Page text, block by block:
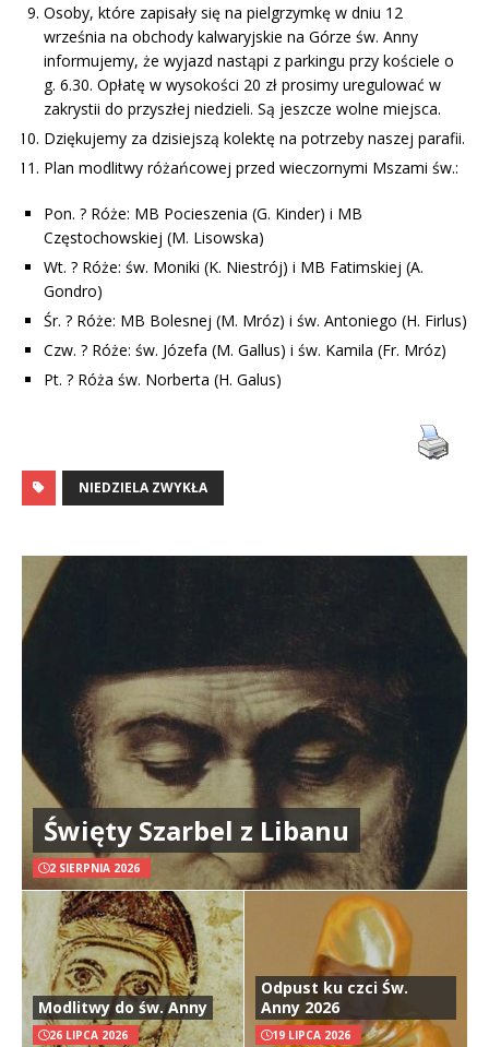
Osoby, które zapisały się na pielgrzymkę w dniu 12
września na obchody kalwaryjskie na Górze św. Anny
informujemy, że wyjazd nastąpi z parkingu przy kościele o
g. 6.30. Opłatę w wysokości 20 zł prosimy uregulować w
zakrystii do przyszłej niedzieli. Są jeszcze wolne miejsca.
Dziękujemy za dzisiejszą kolektę na potrzeby naszej parafii.
Plan modlitwy różańcowej przed wieczornymi Mszami św.:
Pon. ? Róże: MB Pocieszenia (G. Kinder) i MB
Częstochowskiej (M. Lisowska)
Wt. ? Róże: św. Moniki (K. Niestrój) i MB Fatimskiej (A.
Gondro)
Śr. ? Róże: MB Bolesnej (M. Mróz) i św. Antoniego (H. Firlus)
Czw. ? Róże: św. Józefa (M. Gallus) i św. Kamila (Fr. Mróz)
Pt. ? Róża św. Norberta (H. Galus)
NIEDZIELA ZWYKŁA
Święty Szarbel z Libanu
2 SIERPNIA 2026
Modlitwy do św. Anny
26 LIPCA 2026
Odpust ku czci Św.
Anny 2026
19 LIPCA 2026